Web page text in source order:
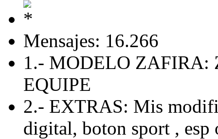
Mensajes: 16.266
1.- MODELO ZAFIRA:
EQUIPE
2.- EXTRAS: Mis
digital, boton sport , esp